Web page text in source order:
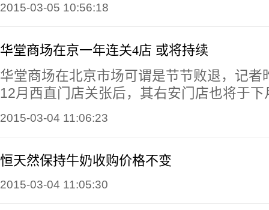
2015-03-05 10:56:18
华堂商场在京一年连关4店 或将持续
华堂商场在北京市场可谓是节节败退，记者
12月西直门店关张后，其右安门店也将于下
2015-03-04 11:06:23
恒天然保持牛奶收购价格不变
2015-03-04 11:05:30